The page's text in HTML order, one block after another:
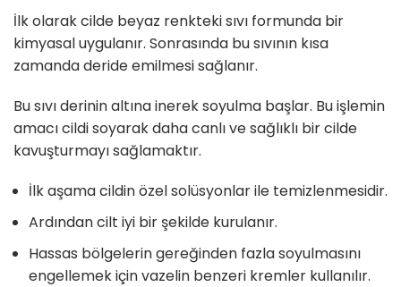
İlk olarak cilde beyaz renkteki sıvı formunda bir
kimyasal uygulanır. Sonrasında bu sıvının kısa
zamanda deride emilmesi sağlanır.
Bu sıvı derinin altına inerek soyulma başlar. Bu işlemin
amacı cildi soyarak daha canlı ve sağlıklı bir cilde
kavuşturmayı sağlamaktır.
İlk aşama cildin özel solüsyonlar ile temizlenmesidir.
Ardından cilt iyi bir şekilde kurulanır.
Hassas bölgelerin gereğinden fazla soyulmasını
engellemek için vazelin benzeri kremler kullanılır.